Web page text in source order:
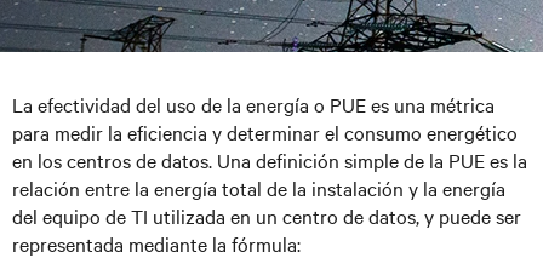
La efectividad del uso de la energía o PUE es una métrica
para medir la eficiencia y determinar el consumo energético
en los centros de datos. Una definición simple de la PUE es la
relación entre la energía total de la instalación y la energía
del equipo de TI utilizada en un centro de datos, y puede ser
representada mediante la fórmula: